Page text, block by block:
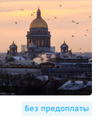
Без предоплаты